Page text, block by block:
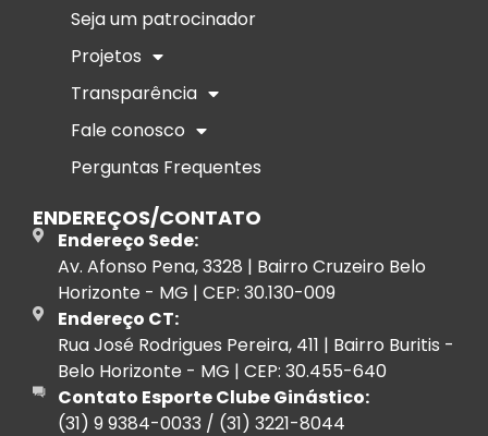
Seja um patrocinador
Projetos
Transparência
Fale conosco
Perguntas Frequentes
ENDEREÇOS/CONTATO
Endereço Sede:
Av. Afonso Pena, 3328 | Bairro Cruzeiro Belo
Horizonte - MG | CEP: 30.130-009
Endereço CT:
Rua José Rodrigues Pereira, 411 | Bairro Buritis -
Belo Horizonte - MG | CEP: 30.455-640
Contato Esporte Clube Ginástico:
(31) 9 9384-0033 / (31) 3221-8044